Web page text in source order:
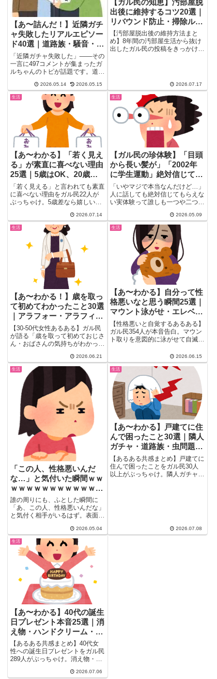
【あ〜詰んだ！】近隣ガチ
ャ失敗したリアルエピソー
ド40選｜道路族・騒音・後
から来たモンスター住民の
実態
「近隣ガチャ失敗した」——その
一言に497コメントが集まったガ
ルちゃんのトピが話題です。道路
2026.05.14 2026.05.15
【ガル民の知恵】汚部屋脱
出後に維持するコツ20選｜
リバウンド防止・掃除ルー
ティン・プロの頼り方
【汚部屋脱出後の維持方法まと
め】8年間の汚部屋生活から抜け
出したガル民の投稿をきっかけに
介。片付けられない心理の背景に
も迫る保存版まとめ。
2026.07.17
生活
【あ〜わかる】「若く見え
る」が素直に喜べない理由
25選｜5歳はOK、20歳は
複雑なワケ
「若く見える」と言われても素直
に喜べない理由をガル民22人が
ぶっちゃけ。5歳差なら嬉しいの
ン、幼く見える裏の意味、上手な
返し方までアラフォー・アラフィ
フ女性の本音まとめ。
2026.07.14
生活
【ガル民の珍体験】「目頭
から長い髪が」「2002年
に学生運動」絶対信じても
らえない話
「いやマジで本当なんだけど…」
人に話しても絶対信じてもらえな
い実体験って誰しも一つや二つあ
2026.05.09
生活
【あ〜わかる！】歳を取っ
て初めてわかったこと30選
｜アラフォー・アラフィフ
が語るおじさん・おばさん
の気持ち
【30-50代女性あるある】ガル民
が語る「歳を取って初めておじさ
ん・おばさんの気持ちがわかっ
られない・アイドルの顔が覚えら
れない・ナイロンバッグの軽さが
神…など共感爆発のエピソード
30選。アラフォー・アラフィフ
女性必見！
2026.06.21
生活
【あ〜わかる】自分って性
格悪いなと思う瞬間25選｜
マウント泳がせ・エレベー
ター連打・嫌いな人スルー
のガル民本音
【性格悪いと自覚するあるある】
ガル民354人が本音告白。マウン
ト取りを意図的に泳がせて自滅さ
ボタン連打、他人の失敗にこっそ
りニヤつく瞬間まで…「ガルちゃ
んにいる時点で腐ってる」自覚ア
リ女性の黒い本音を一挙まとめ。
2026.06.15
生活
「この人、性格悪いんだ
な…」と気付いた瞬間ｗｗ
ｗｗｗｗｗｗｗｗｗｗｗｗ
ｗ
誰の周りにも、ふとした瞬間に
「あ、この人、性格悪いんだな」
と気付く相手がいるはず。表面で
2026.05.04
生活
【あ〜わかる】戸建てに住
んで困ったこと30選｜隣人
ガチャ・道路族・虫問題の
リアル本音
【あるある共感まとめ】戸建てに
住んで困ったことをガル民30人
以上がぶっちゃけ。隣人ガチャ・
2026.07.08
生活
【あ〜わかる】40代の誕生
日プレゼント本音25選｜消
え物・ハンドクリーム・お
返し不要のリアル
【あるある共感まとめ】40代女
性への誕生日プレゼントをガル民
289人がぶっちゃけ。消え物・ハ
人気の理由から、お返しが負担に
2026.07.06